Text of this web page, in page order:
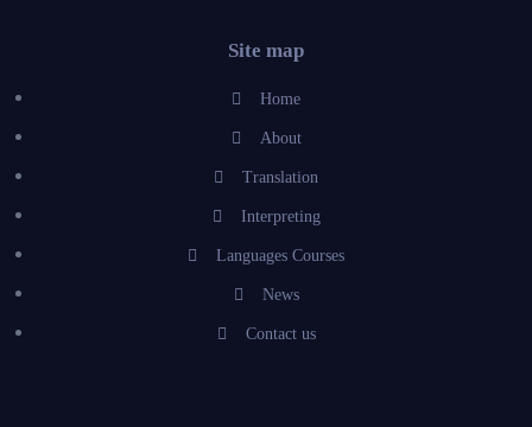
Site map
Home
About
Translation
Interpreting
Languages Courses
News
Contact us